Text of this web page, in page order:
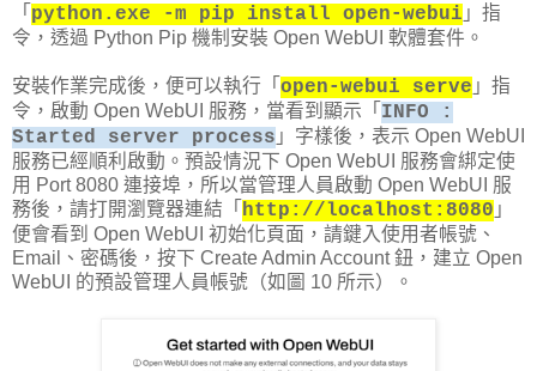
「 python.exe -m pip install open-webui 」指
令，透過 Python Pip 機制安裝 Open WebUI 軟體套件。
安裝作業完成後，便可以執行「 open-webui serve 」指
令，啟動 Open WebUI 服務，當看到顯示「 INFO :
Started server process 」字樣後，表示 Open WebUI
服務已經順利啟動。預設情況下 Open WebUI 服務會綁定使
用 Port 8080 連接埠，所以當管理人員啟動 Open WebUI 服
務後，請打開瀏覽器連結「 http://localhost:8080 」
便會看到 Open WebUI 初始化頁面，請鍵入使用者帳號、
Email、密碼後，按下 Create Admin Account 鈕，建立 Open
WebUI 的預設管理人員帳號（如圖 10 所示）。